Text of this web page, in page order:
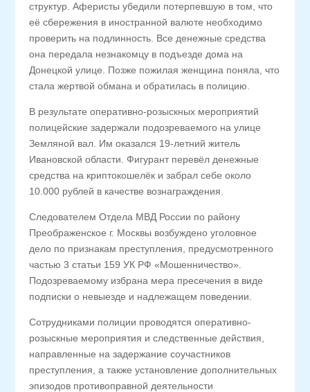
структур. Аферисты убедили потерпевшую в том, что
её сбережения в иностранной валюте необходимо
проверить на подлинность. Все денежные средства
она передала незнакомцу в подъезде дома на
Донецкой улице. Позже пожилая женщина поняла, что
стала жертвой обмана и обратилась в полицию.
В результате оперативно-розыскных мероприятий
полицейские задержали подозреваемого на улице
Земляной вал. Им оказался 19-летний житель
Ивановской области. Фигурант перевёл денежные
средства на криптокошелёк и забрал себе около
10.000 рублей в качестве вознаграждения.
Следователем Отдела МВД России по району
Преображенское г. Москвы возбуждено уголовное
дело по признакам преступления, предусмотренного
частью 3 статьи 159 УК РФ «Мошенничество».
Подозреваемому избрана мера пресечения в виде
подписки о невыезде и надлежащем поведении.
Сотрудниками полиции проводятся оперативно-
розыскные мероприятия и следственные действия,
направленные на задержание соучастников
преступления, а также установление дополнительных
эпизодов противоправной деятельности